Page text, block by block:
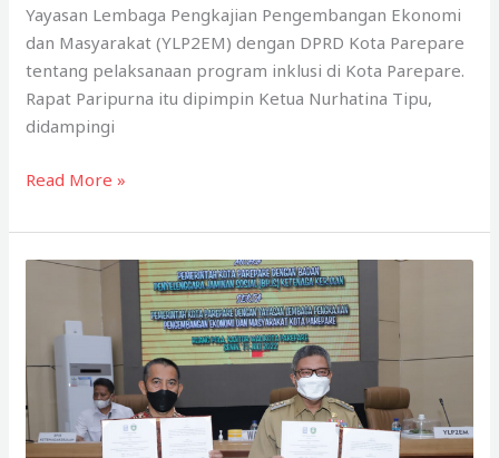
Yayasan Lembaga Pengkajian Pengembangan Ekonomi
dan Masyarakat (YLP2EM) dengan DPRD Kota Parepare
tentang pelaksanaan program inklusi di Kota Parepare.
Rapat Paripurna itu dipimpin Ketua Nurhatina Tipu,
didampingi
DPRD
YLP2EM
Jalin
Kerjasama
Pelaksanaan
Program
Inklusi
di
Parepare
Read More »